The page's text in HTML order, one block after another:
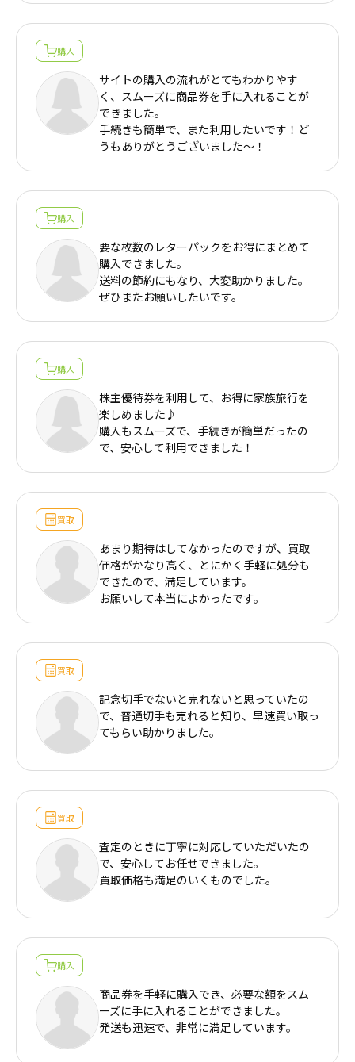
年賀状
その他
購入
サイトの購入の流れがとてもわかりやす
く、スムーズに商品券を手に入れることが
できました。
手続きも簡単で、また利用したいです！ど
うもありがとうございました〜！
購入
要な枚数のレターパックをお得にまとめて
購入できました。
送料の節約にもなり、大変助かりました。
ぜひまたお願いしたいです。
購入
株主優待券を利用して、お得に家族旅行を
楽しめました♪
購入もスムーズで、手続きが簡単だったの
で、安心して利用できました！
買取
あまり期待はしてなかったのですが、買取
価格がかなり高く、とにかく手軽に処分も
できたので、満足しています。
お願いして本当によかったです。
買取
記念切手でないと売れないと思っていたの
で、普通切手も売れると知り、早速買い取っ
てもらい助かりました。
買取
査定のときに丁寧に対応していただいたの
で、安心してお任せできました。
買取価格も満足のいくものでした。
購入
商品券を手軽に購入でき、必要な額をスム
ーズに手に入れることができました。
発送も迅速で、非常に満足しています。